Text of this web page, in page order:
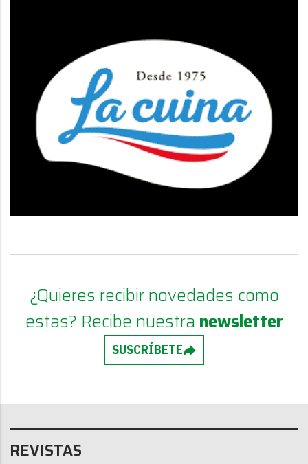
¿Quieres recibir novedades como
estas? Recibe nuestra newsletter
SUSCRÍBETE
REVISTAS